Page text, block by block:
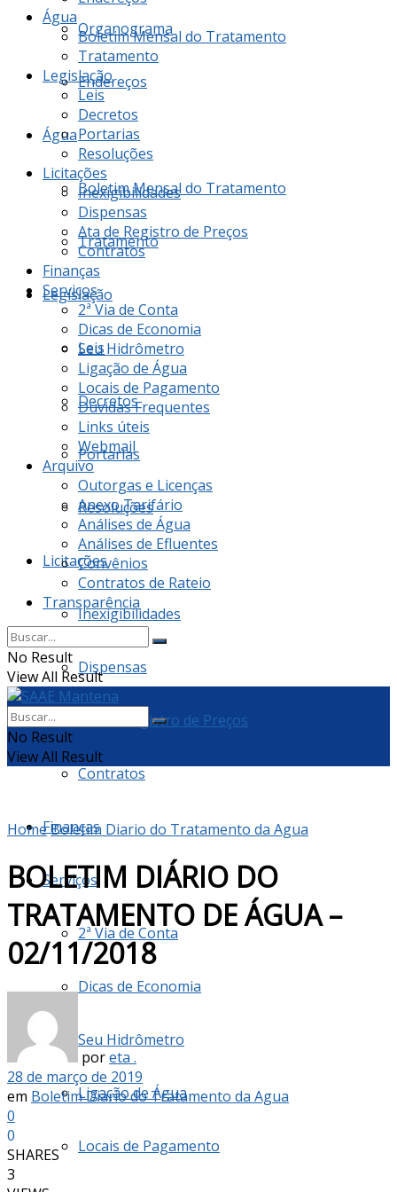
Organograma
Endereços
Água
Boletim Mensal do Tratamento
Tratamento
Legislação
Leis
Decretos
Portarias
Resoluções
Licitações
Inexigibilidades
Dispensas
Ata de Registro de Preços
Contratos
Finanças
Serviços
2ª Via de Conta
Dicas de Economia
Seu Hidrômetro
Ligação de Água
Locais de Pagamento
Água
Boletim Mensal do Tratamento
Tratamento
Legislação
Leis
Decretos
Portarias
Resoluções
Licitações
Inexigibilidades
Dispensas
Ata de Registro de Preços
Contratos
Finanças
Serviços
2ª Via de Conta
Dicas de Economia
Seu Hidrômetro
Ligação de Água
Locais de Pagamento
Dúvidas Frequentes
Links úteis
Webmail
Arquivo
Outorgas e Licenças
Anexo Tarifário
Análises de Água
Análises de Efluentes
Convênios
Contratos de Rateio
Transparência
No Result
View All Result
No Result
View All Result
HomeBoletim Diario do Tratamento da Agua
BOLETIM DIÁRIO DO
TRATAMENTO DE ÁGUA –
02/11/2018
poreta .
28 de março de 2019
em Boletim Diario do Tratamento da Agua
0
0
SHARES
3